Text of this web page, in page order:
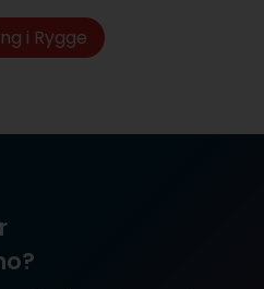
i Rygge